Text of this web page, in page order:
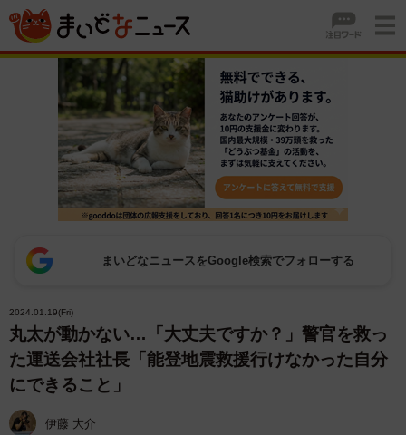
まいどなニュースをGoogle検索でフォローする
2024.01.19(Fri)
丸太が動かない…「大丈夫ですか？」警官を救っ
た運送会社社長「能登地震救援行けなかった自分
にできること」
伊藤 大介